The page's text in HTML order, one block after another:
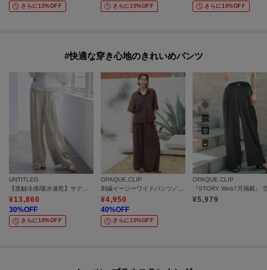
さらに10%OFF さらに10%OFF さらに10%OFF
#快適な穿き心地のきれいめパンツ
UNTITLED
【接触冷感/吸水速乾】サテンワイドパンツ
¥13,860
30%OFF
さらに10%OFF
OPAQUE.CLIP
刺繍イージーワイドパンツ／セットアップ対応可【洗濯機OK】
¥4,950
40%OFF
さらに10%OFF
OPAQUE.CLIP
¥5,979